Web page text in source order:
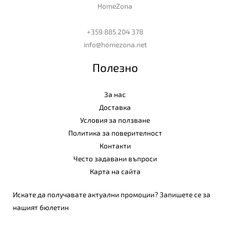
HomeZona
+359 885 204 378
info@homezona.net
Полезно
За нас
Доставка
Условия за ползване
Политика за поверителност
Контакти
Често задавани въпроси
Карта на сайта
Искате да получавате актуални промоции? Запишете се за
нашият бюлетин